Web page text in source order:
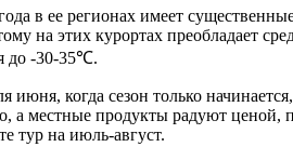
в ее регионах имеет
на этих курортах преобладает
до -30-35℃.
когда сезон только
местные продукты радуют ценой,
тур на июль-август.